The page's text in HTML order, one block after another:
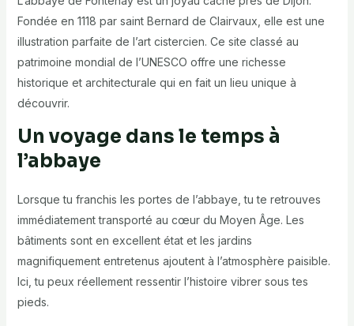
Fondée en 1118 par saint Bernard de Clairvaux, elle est une
illustration parfaite de l’art cistercien. Ce site classé au
patrimoine mondial de l’UNESCO offre une richesse
historique et architecturale qui en fait un lieu unique à
découvrir.
Un voyage dans le temps à
l’abbaye
Lorsque tu franchis les portes de l’abbaye, tu te retrouves
immédiatement transporté au cœur du Moyen Âge. Les
bâtiments sont en excellent état et les jardins
magnifiquement entretenus ajoutent à l’atmosphère paisible.
Ici, tu peux réellement ressentir l’histoire vibrer sous tes
pieds.